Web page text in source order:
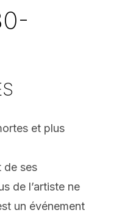
et plus
de ses
de l’artiste ne
un événement